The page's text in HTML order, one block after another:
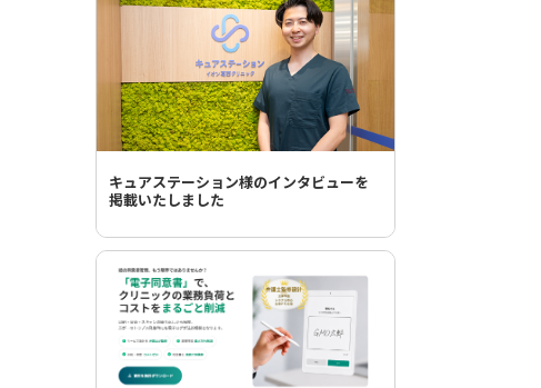
キュアステーション様のインタビューを
掲載いたしました